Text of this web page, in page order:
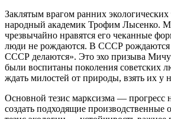
Заклятым врагом ранних
народный академик Трофим Лысенко.
чрезвычайно нравятся его чеканные
люди не рождаются. В СССР
СССР делаются». Это эхо призыва
были воспитаны поколения советских
ждать милостей от природы, взять их у
Основной тезис марксизма — прогресс
создать подходящие